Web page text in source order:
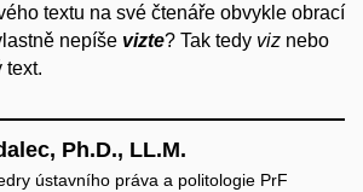
textu na své čtenáře obvykle obrací
nepíše vizte? Tak tedy viz nebo
text.
Ph.D., LL.M.
ústavního práva a politologie PrF